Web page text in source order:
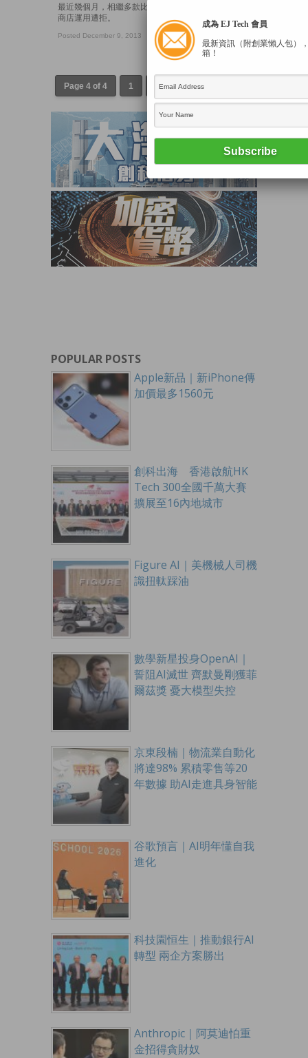
最近幾個月，相繼多款比特幣（Bitcoin）在蘋果應用
商店運用遭拒。
Posted December 9, 2013
Page 4 of 4 1 2 3
POPULAR POSTS
Apple新品｜新iPhone傳
加價最多1560元
創科出海 香港啟航HK
Tech 300全國千萬大賽
擴展至16內地城市
Figure AI｜美機械人司機
識扭軚踩油
數學新星投身OpenAI｜
誓阻AI滅世 齊默曼剛獲菲
爾茲獎 憂大模型失控
京東段楠｜物流業自動化
將達98% 累積零售等20
年數據 助AI走進具身智能
谷歌預言｜AI明年懂自我
進化
科技園恒生｜推動銀行AI
轉型 兩企方案勝出
Anthropic｜阿莫迪怕重
金招得貪財奴
成為 EJ Tech 會員
最新資訊（附創業懶人包）
箱！